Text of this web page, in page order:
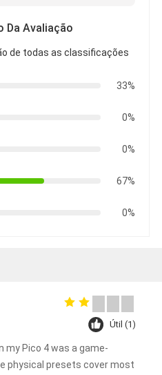
Da Avaliação
de todas as classificações
33%
0%
0%
67%
0%
Útil (1)
my Pico 4 was a game-
physical presets cover most